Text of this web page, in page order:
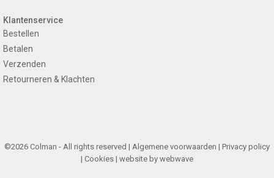
Klantenservice
Bestellen
Betalen
Verzenden
Retourneren & Klachten
©2026 Colman - All rights reserved | Algemene voorwaarden | Privacy policy
| Cookies | website by webwave